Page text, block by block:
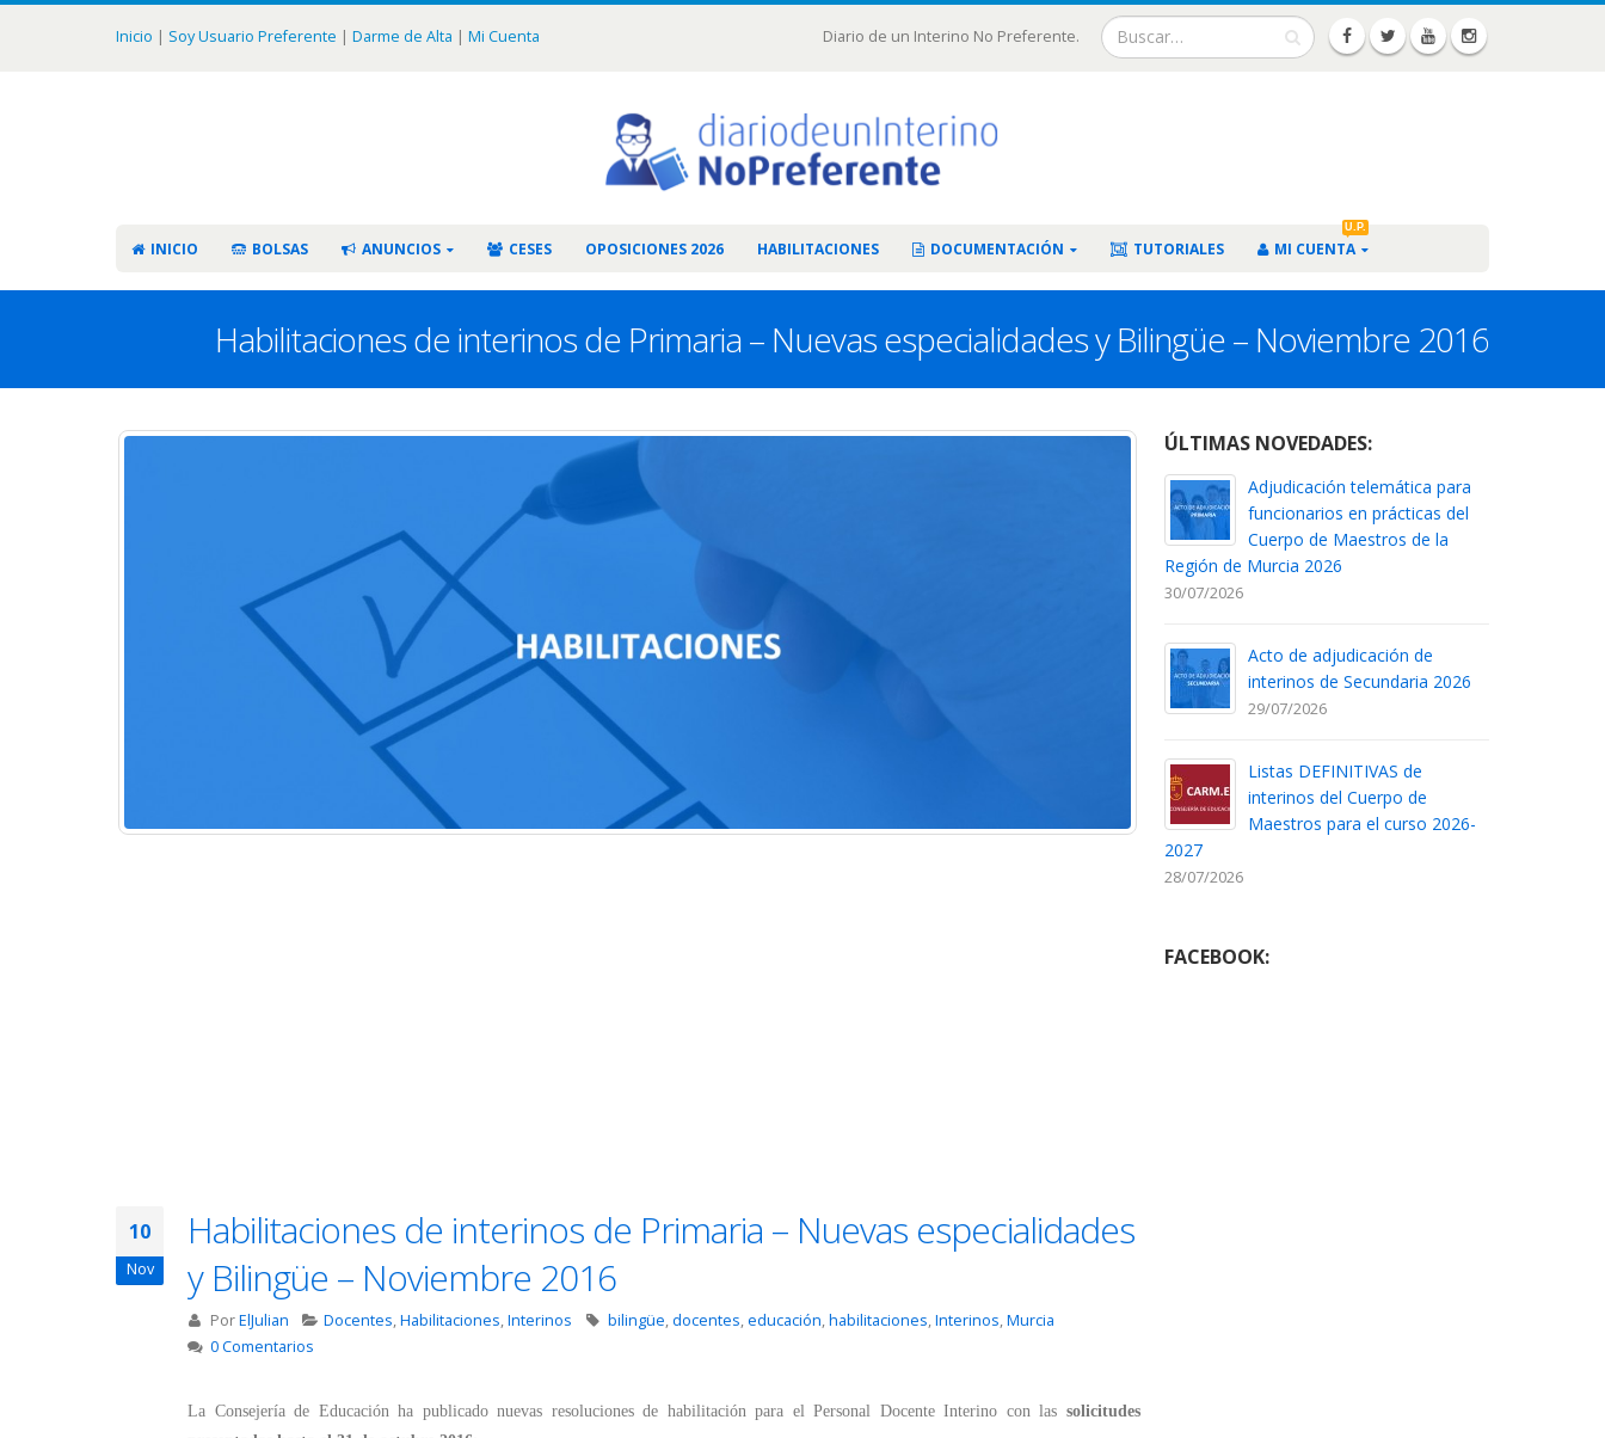
Inicio | Soy Usuario Preferente | Darme de Alta | Mi Cuenta Diario de un Interino No Preferente.
INICIO BOLSAS ANUNCIOS CESES OPOSICIONES 2026 HABILITACIONES DOCUMENTACIÓN TUTORIALES MI CUENTA
U.P.
Habilitaciones de interinos de Primaria – Nuevas especialidades y Bilingüe – Noviembre 2016
10
Nov
Habilitaciones de interinos de Primaria – Nuevas especialidades
y Bilingüe – Noviembre 2016
PorElJulian Docentes,Habilitaciones,Interinos bilingüe,docentes,educación,habilitaciones,Interinos,Murcia
0 Comentarios
La Consejería de Educación ha publicado nuevas resoluciones de habilitación para el Personal Docente Interino con las solicitudes
ÚLTIMAS NOVEDADES:
Adjudicación telemática para
funcionarios en prácticas del
Cuerpo de Maestros de la
Región de Murcia 2026
30/07/2026
Acto de adjudicación de
interinos de Secundaria 2026
29/07/2026
Listas DEFINITIVAS de
interinos del Cuerpo de
Maestros para el curso 2026-
2027
28/07/2026
FACEBOOK: